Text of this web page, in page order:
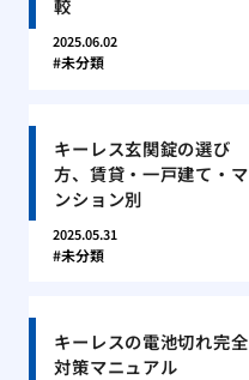
較
2025.06.02
未分類
キーレス玄関錠の選び
方、賃貸・一戸建て・マ
ンション別
2025.05.31
未分類
キーレスの電池切れ完全
対策マニュアル